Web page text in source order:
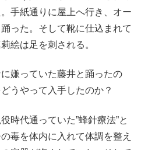
手紙通りに屋上へ行き、オー
った。そして靴に仕込まれて
絵は足を刺される。
嫌っていた藤井と踊ったの
うやって入手したのか？
時代通っていた”蜂針療法”と
毒を体内に入れて体調を整え